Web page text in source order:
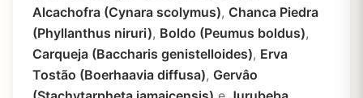
Alcachofra (Cynara scolymus), Chanca Piedra
(Phyllanthus niruri), Boldo (Peumus boldus),
Carqueja (Baccharis genistelloides), Erva
Tostão (Boerhaavia diffusa), Gervâo